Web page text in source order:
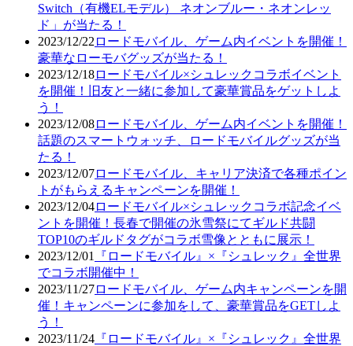
Switch（有機ELモデル） ネオンブルー・ネオンレッ
ド」が当たる！
2023/12/22 ロードモバイル、ゲーム内イベントを開催！
豪華なローモバグッズが当たる！
2023/12/18ロードモバイル×シュレックコラボイベント
を開催！旧友と一緒に参加して豪華賞品をゲットしよ
う！
2023/12/08ロードモバイル、ゲーム内イベントを開催！
話題のスマートウォッチ、ロードモバイルグッズが当
たる！
2023/12/07ロードモバイル、キャリア決済で各種ポイン
トがもらえるキャンペーンを開催！
2023/12/04ロードモバイル×シュレックコラボ記念イベ
ントを開催！長春で開催の氷雪祭にてギルド共闘
TOP10のギルドタグがコラボ雪像とともに展示！
2023/12/01
『ロードモバイル』×『シュレック』全世界
でコラボ開催中！
2023/11/27ロードモバイル、ゲーム内キャンペーンを開
催！キャンペーンに参加をして、豪華賞品をGETしよ
う！
2023/11/24 『ロードモバイル』×『シュレック』全世界